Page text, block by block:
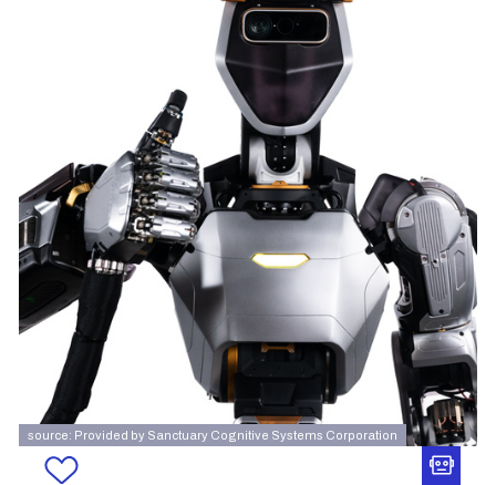
source: Provided by Sanctuary Cognitive Systems Corporation